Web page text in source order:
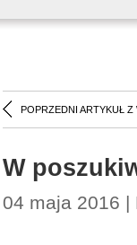
POPRZEDNI ARTYKUŁ Z
W
04 maja 2016 |